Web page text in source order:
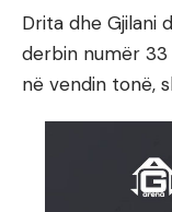
Drita dhe Gjilani
derbin numër
në vendin tonë,